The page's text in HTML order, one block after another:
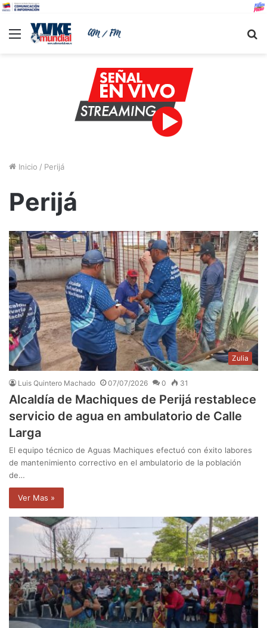
Menu
Inicio / Perijá
Perijá
Zulia
Luis Quintero Machado 07/07/2026 0 31
Alcaldía de Machiques de Perijá restablece
servicio de agua en ambulatorio de Calle
Larga
El equipo técnico de Aguas Machiques efectuó con éxito labores
de mantenimiento correctivo en el ambulatorio de la población
de…
Ver Mas »